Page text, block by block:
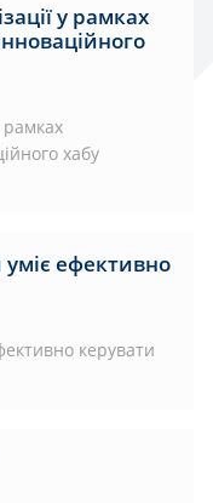
у рамках
рамках
хабу
ефективно
керувати